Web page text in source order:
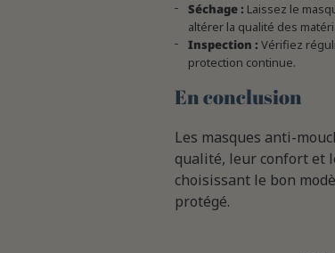
Séchage : Laissez le
altérer la qualité des
Inspection : Vérifiez
protection continue.
En conclusion
Les masques anti-
qualité, leur confort et
choisissant le bon
protégé.